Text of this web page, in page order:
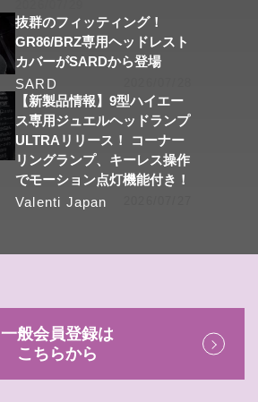
抜群のフィッティング！
GR86/BRZ専用ヘッドレスト
カバーがSARDから登場
SARD
【新製品情報】9型ハイエー
ス専用ジュエルヘッドランプ
ULTRAリリース！ コーナー
リングランプ、キーレス操作
でモーション点灯機能付き！
Valenti Japan
一般会員登録は
こちらから